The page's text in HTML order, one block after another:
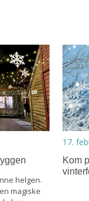
helgen.
magiske
17.
Kom